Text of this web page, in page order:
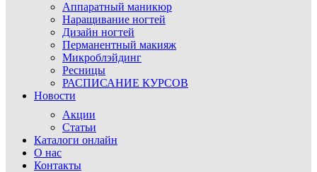
Аппаратный маникюр
Наращивание ногтей
Дизайн ногтей
Перманентный макияж
Микроблэйдинг
Ресницы
РАСПИСАНИЕ КУРСОВ
Новости
Акции
Статьи
Каталоги онлайн
О нас
Контакты